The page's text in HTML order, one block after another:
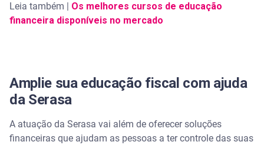
Leia também | Os melhores cursos de educação
financeira disponíveis no mercado
Amplie sua educação fiscal com ajuda
da Serasa
A atuação da Serasa vai além de oferecer soluções
financeiras que ajudam as pessoas a ter controle das suas